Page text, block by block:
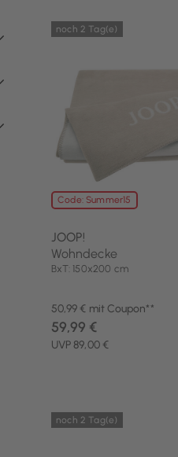
Code: Summer15
noch 2 Tag(e)
JOOP!
Wohndecke
BxT: 150x200 cm
50,99 € mit Coupon**
UVP 89,00 €
59,99 €
noch 2 Tag(e)